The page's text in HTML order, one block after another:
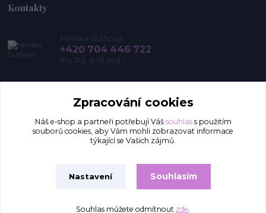
Kontakty
Monika Guthová
+420 704 446 722
(Po-Pá, 8-18 hod.)
Upravit sběr cookies.
Zpracování cookies
Náš e-shop a partneři potřebují Váš souhlass použitím
souborů cookies, aby Vám mohli zobrazovat informace
týkající se Vašich zájmů.
Nastavení Souhlasím
Souhlas můžete odmítnout zde